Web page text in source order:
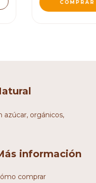
azúcar, orgánicos,
información
comprar